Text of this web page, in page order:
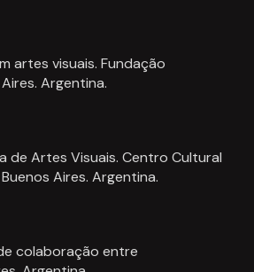
artes visuais. Fundação
Argentina.
de Artes Visuais. Centro Cultural
Aires. Argentina.
colaboração entre